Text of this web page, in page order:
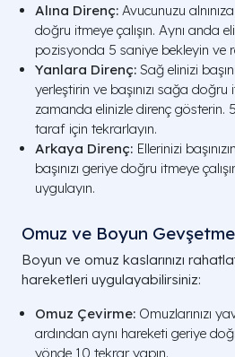
Alına Direnç: Avucunuzu
doğru itmeye çalışın. Aynı anda
pozisyonda 5 saniye bekleyin ve
Yanlara Direnç: Sağ elinizi
yerleştirin ve başınızı sağa doğru
zamanda elinizle direnç gösterin.
taraf için tekrarlayın.
Arkaya Direnç: Ellerinizi
başınızı geriye doğru itmeye
uygulayın.
Omuz ve Boyun
Boyun ve omuz kaslarınızı
hareketleri uygulayabilirsiniz:
Omuz Çevirme: Omuzlarınızı
ardından aynı hareketi geriye
yönde 10 tekrar yapın.